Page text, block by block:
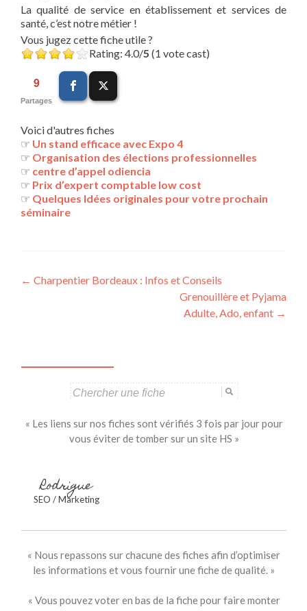
La qualité de service en établissement et services de
santé, c’est notre métier !
Vous jugez cette fiche utile ?
Rating: 4.0/5 (1 vote cast)
9
Partages
Voici d'autres fiches
☞ Un stand efficace avec Expo 4
☞ Organisation des élections professionnelles
☞ centre d’appel odiencia
☞ Prix d’expert comptable low cost
☞ Quelques Idées originales pour votre prochain
séminaire
Navigation
← Charpentier Bordeaux : Infos et Conseils
Grenouillère et Pyjama
Adulte, Ado, enfant →
« Les liens sur nos fiches sont vérifiés 3 fois par jour pour
vous éviter de tomber sur un site HS »
Rodrigue
SEO / Marketing
« Nous repassons sur chacune des fiches afin d’optimiser
les informations et vous fournir une fiche de qualité. »
« Vous pouvez voter en bas de la fiche pour faire monter